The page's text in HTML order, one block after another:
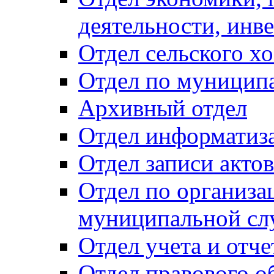
деятельности,
Отдел сельского
Отдел по
Архивный отдел
Отдел
Отдел записи
Отдел по
муниципальной
Отдел учета и